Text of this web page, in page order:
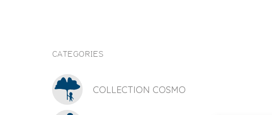
CATEGORIES
COLLECTION COSMO